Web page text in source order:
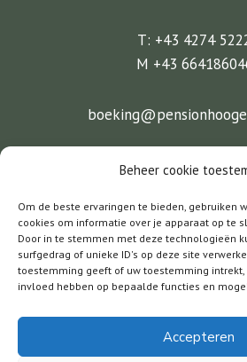
Beheer cookie
Om de beste ervaringen te bieden, gebruiken
cookies om informatie over je apparaat op te
Door in te stemmen met deze technologieën
surfgedrag of unieke ID's op deze site
toestemming geeft of uw toestemming
invloed hebben op bepaalde functies en
Accepteren
T: +43 4274
M +43
Pension
Fietsarrangementen
Blog